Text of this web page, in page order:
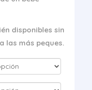
disponibles sin
las más peques.